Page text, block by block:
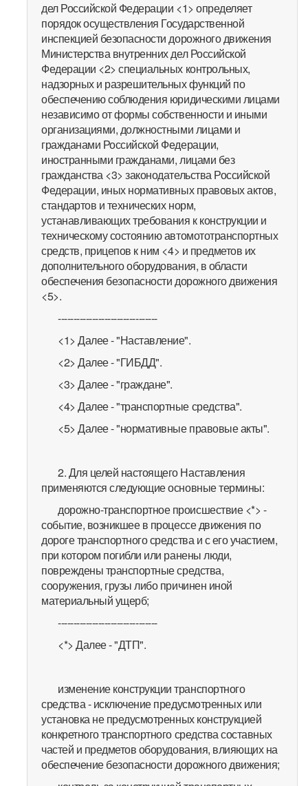
дел Российской Федерации <1> определяет
порядок осуществления Государственной
инспекцией безопасности дорожного движения
Министерства внутренних дел Российской
Федерации <2> специальных контрольных,
надзорных и разрешительных функций по
обеспечению соблюдения юридическими лицами
независимо от формы собственности и иными
организациями, должностными лицами и
гражданами Российской Федерации,
иностранными гражданами, лицами без
гражданства <3> законодательства Российской
Федерации, иных нормативных правовых актов,
стандартов и технических норм,
устанавливающих требования к конструкции и
техническому состоянию автомототранспортных
средств, прицепов к ним <4> и предметов их
дополнительного оборудования, в области
обеспечения безопасности дорожного движения
<5>.
--------------------------------
<1> Далее - "Наставление".
<2> Далее - "ГИБДД".
<3> Далее - "граждане".
<4> Далее - "транспортные средства".
<5> Далее - "нормативные правовые акты".
2. Для целей настоящего Наставления
применяются следующие основные термины:
дорожно-транспортное происшествие <*> -
событие, возникшее в процессе движения по
дороге транспортного средства и с его участием,
при котором погибли или ранены люди,
повреждены транспортные средства,
сооружения, грузы либо причинен иной
материальный ущерб;
--------------------------------
<*> Далее - "ДТП".
изменение конструкции транспортного
средства - исключение предусмотренных или
установка не предусмотренных конструкцией
конкретного транспортного средства составных
частей и предметов оборудования, влияющих на
обеспечение безопасности дорожного движения;